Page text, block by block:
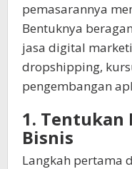
pemasarannya
Bentuknya
jasa digital
dropshipping,
pengembangan
1. Tentukan
Bisnis
Langkah pertama